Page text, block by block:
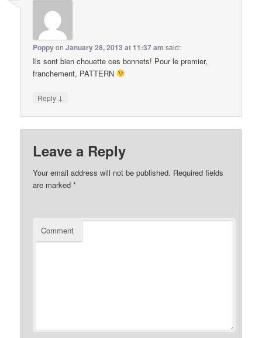
PoppyonJanuary 28, 2013 at 11:37 am said:
Ils sont bien chouette ces bonnets! Pour le premier,
franchement, PATTERN
Reply ↓
Leave a Reply
Your email address will not be published. Required fields
are marked*
Comment